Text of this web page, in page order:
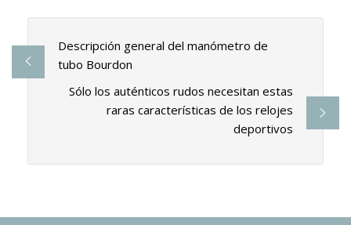
Descripción general del manómetro de
tubo Bourdon
Sólo los auténticos rudos necesitan estas
raras características de los relojes
deportivos